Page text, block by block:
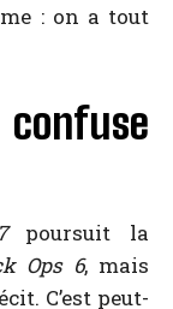
: on a tout
confuse
poursuit la
Ops 6, mais
C’est peut-